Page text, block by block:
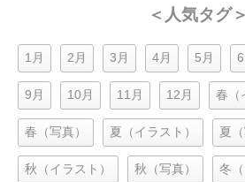
＜人気タグ＞
1月 2月 3月 4月 5月 6
9月 10月 11月 12月 春（
春（写真） 夏（イラスト） 夏（
秋（イラスト） 秋（写真） 冬（